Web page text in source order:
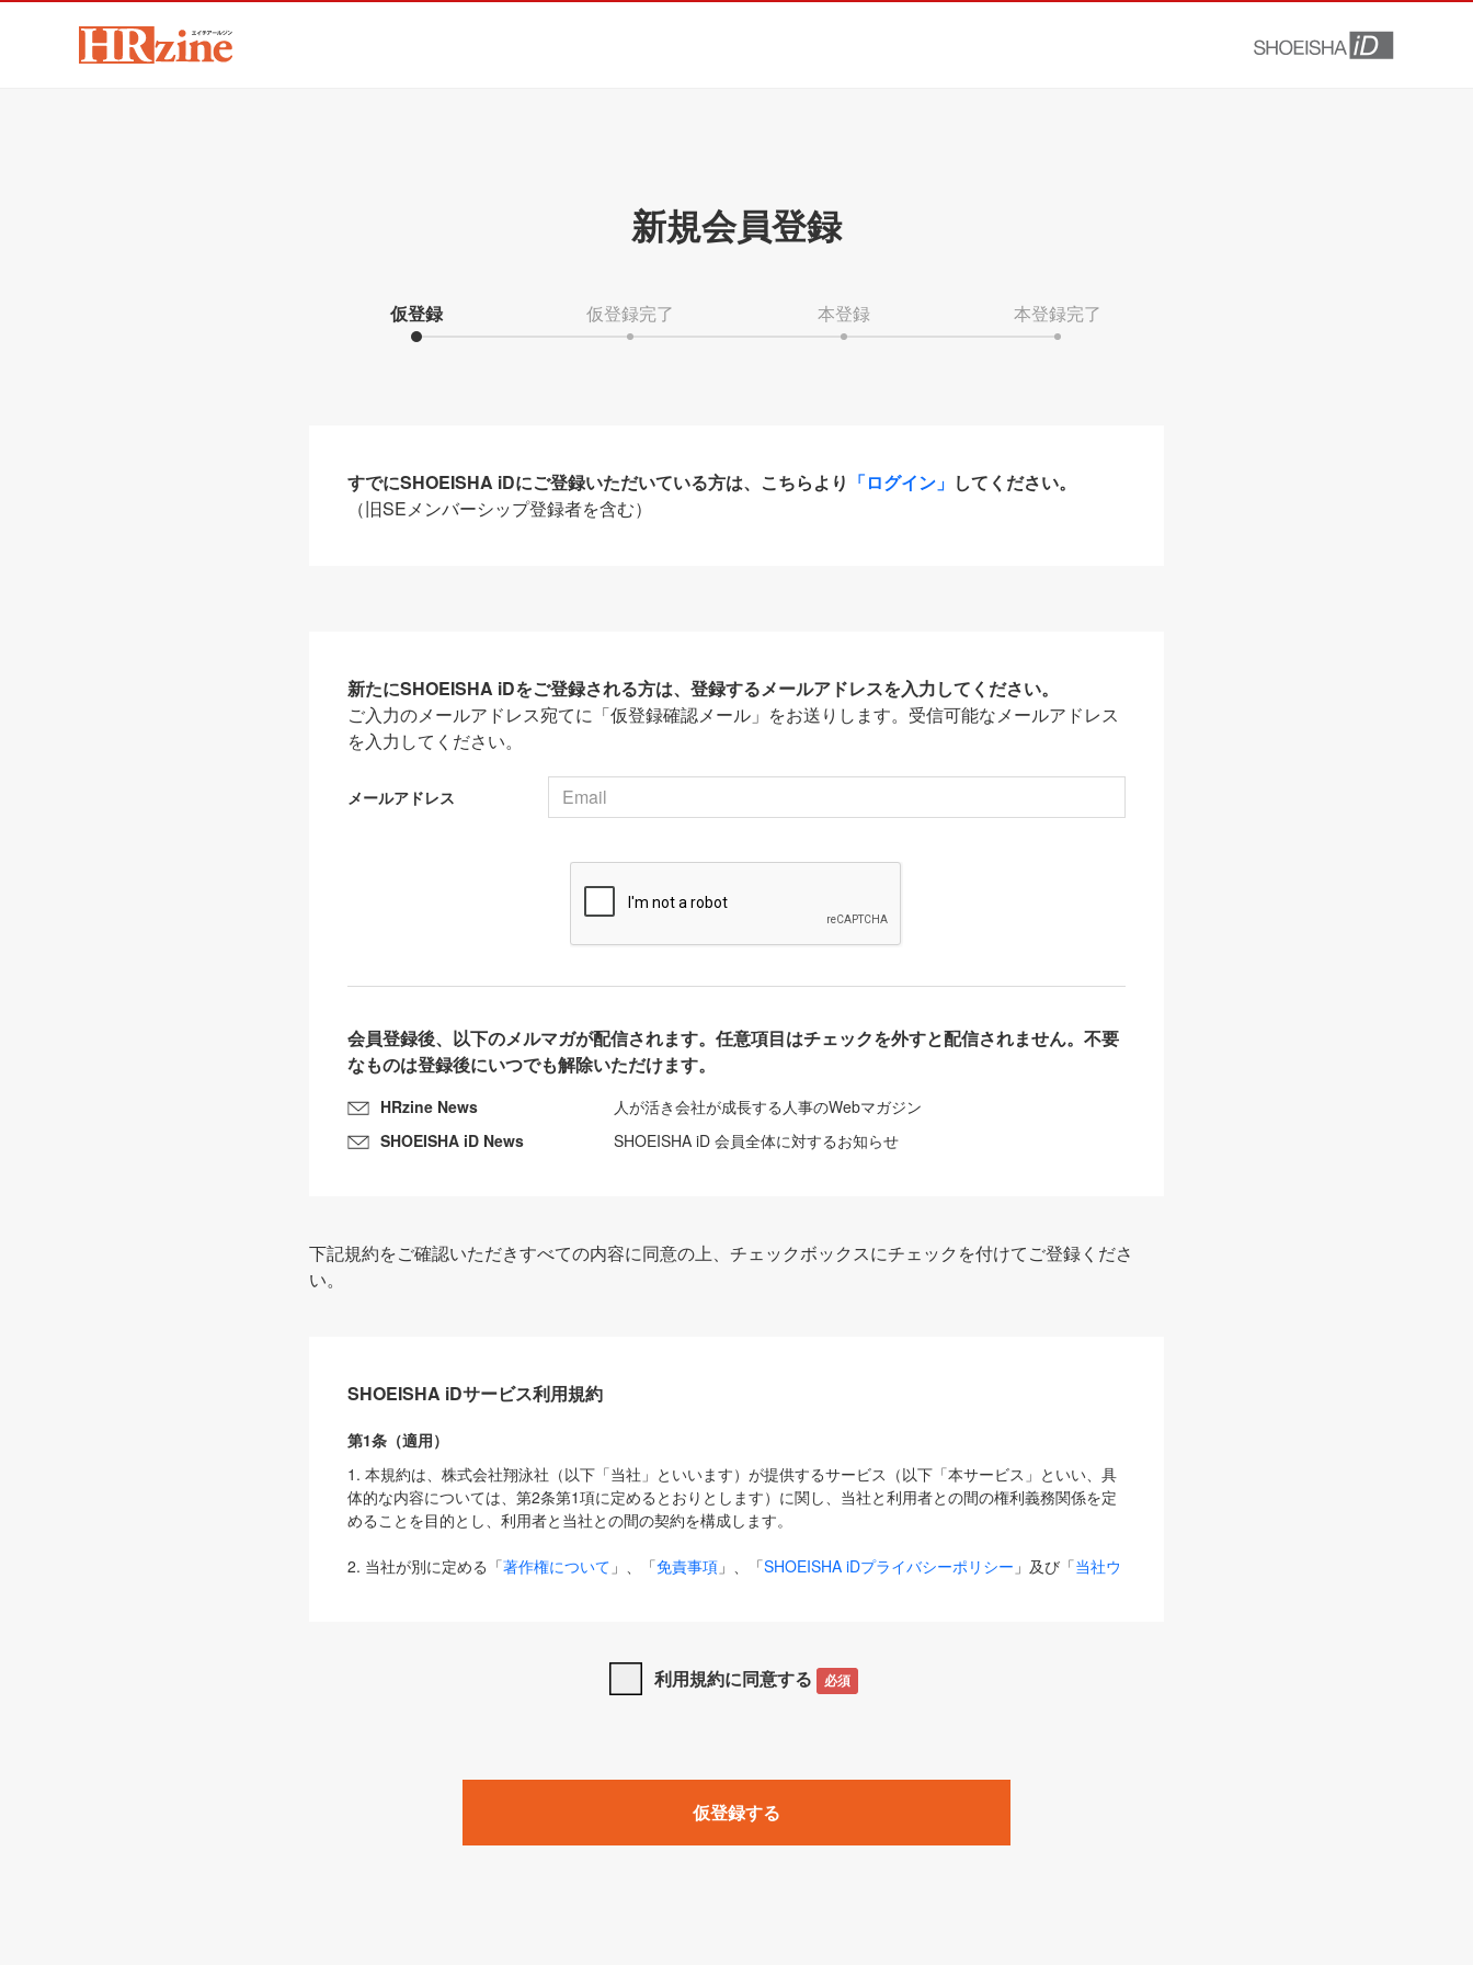
新規会員登録
仮登録 仮登録完了 本登録 本登録完了
すでにSHOEISHA iDにご登録いただいている方は、こちらより 「ログイン」 してください。
（旧SEメンバーシップ登録者を含む）
新たにSHOEISHA iDをご登録される方は、登録するメールアドレスを入力してください。
ご入力のメールアドレス宛てに「仮登録確認メール」をお送りします。受信可能なメールアドレス
を入力してください。
メールアドレス
会員登録後、以下のメルマガが配信されます。任意項目はチェックを外すと配信されません。不要
なものは登録後にいつでも解除いただけます。
HRzine News
人が活き会社が成長する人事のWebマガジン
SHOEISHA iD News
SHOEISHA iD 会員全体に対するお知らせ
下記規約をご確認いただきすべての内容に同意の上、チェックボックスにチェックを付けてご登録くださ
い。
SHOEISHA iDサービス利用規約
第1条（適用）
1. 本規約は、株式会社翔泳社（以下「当社」といいます）が提供するサービス（以下「本サービス」といい、具
体的な内容については、第2条第1項に定めるとおりとします）に関し、当社と利用者との間の権利義務関係を定
めることを目的とし、利用者と当社との間の契約を構成します。
2. 当社が別に定める「著作権について 」、「免責事項 」、「SHOEISHA iDプライバシーポリシー 」及び「当社ウ
は、本規約の規定が優先して適用されるものとします。
1. 「本サービス」とは、当社が提供する以下のサービス（名称や内容が変更された場合、変更後のサービスを含
みます）及びこれらサービスに関連して当社が実施するイベントやキャンペーンをいいます。
「SEBook」「SEShop」「CodeZine」「MarkeZine」「EnterpriseZine」「ECzine」「Biz/Zine」「HRzine」
利用規約に同意する 必須
仮登録する